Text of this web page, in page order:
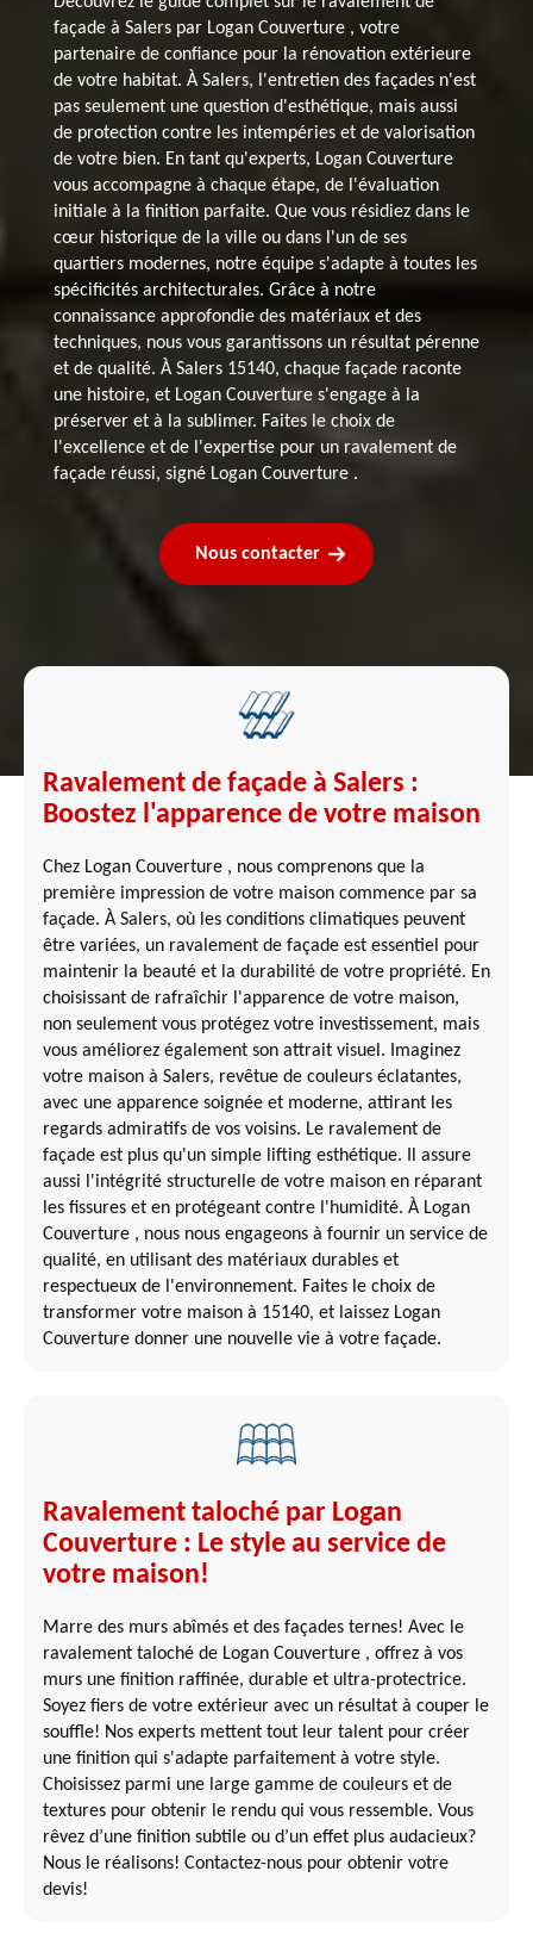
façade à Salers par Logan Couverture , votre
partenaire de confiance pour la rénovation extérieure
de votre habitat. À Salers, l'entretien des façades n'est
pas seulement une question d'esthétique, mais aussi
de protection contre les intempéries et de valorisation
de votre bien. En tant qu'experts, Logan Couverture
vous accompagne à chaque étape, de l'évaluation
initiale à la finition parfaite. Que vous résidiez dans le
cœur historique de la ville ou dans l'un de ses
quartiers modernes, notre équipe s'adapte à toutes les
spécificités architecturales. Grâce à notre
connaissance approfondie des matériaux et des
techniques, nous vous garantissons un résultat pérenne
et de qualité. À Salers 15140, chaque façade raconte
une histoire, et Logan Couverture s'engage à la
préserver et à la sublimer. Faites le choix de
l'excellence et de l'expertise pour un ravalement de
façade réussi, signé Logan Couverture .
Nous contacter
Ravalement de façade à Salers :
Boostez l'apparence de votre maison
Chez Logan Couverture , nous comprenons que la
première impression de votre maison commence par sa
façade. À Salers, où les conditions climatiques peuvent
être variées, un ravalement de façade est essentiel pour
maintenir la beauté et la durabilité de votre propriété. En
choisissant de rafraîchir l'apparence de votre maison,
non seulement vous protégez votre investissement, mais
vous améliorez également son attrait visuel. Imaginez
votre maison à Salers, revêtue de couleurs éclatantes,
avec une apparence soignée et moderne, attirant les
regards admiratifs de vos voisins. Le ravalement de
façade est plus qu'un simple lifting esthétique. Il assure
aussi l'intégrité structurelle de votre maison en réparant
les fissures et en protégeant contre l'humidité. À Logan
Couverture , nous nous engageons à fournir un service de
qualité, en utilisant des matériaux durables et
respectueux de l'environnement. Faites le choix de
transformer votre maison à 15140, et laissez Logan
Couverture donner une nouvelle vie à votre façade.
Ravalement taloché par Logan
Couverture : Le style au service de
votre maison!
Marre des murs abîmés et des façades ternes! Avec le
ravalement taloché de Logan Couverture , offrez à vos
murs une finition raffinée, durable et ultra-protectrice.
Soyez fiers de votre extérieur avec un résultat à couper le
souffle! Nos experts mettent tout leur talent pour créer
une finition qui s'adapte parfaitement à votre style.
Choisissez parmi une large gamme de couleurs et de
textures pour obtenir le rendu qui vous ressemble. Vous
rêvez d’une finition subtile ou d’un effet plus audacieux?
Nous le réalisons! Contactez-nous pour obtenir votre
devis!